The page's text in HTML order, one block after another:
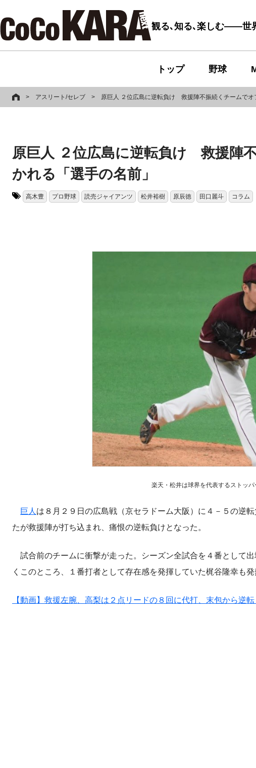
観る､知る､楽しむ――世
トップ 野球
> アスリート/セレブ > 原巨人 ２位広島に逆転負け 救援陣不振続くチームでオ
原巨人 ２位広島に逆転負け 救援陣
かれる「選手の名前」
高木豊 プロ野球 読売ジャイアンツ 松井裕樹 原辰徳 田口麗斗 コラム
楽天・松井は球界を代表するストッ
巨人 は８月２９日の広島戦（京セラドーム大阪）に４－５の逆転
たが救援陣が打ち込まれ、痛恨の逆転負けとなった。
試合前のチームに衝撃が走った。シーズン全試合を４番として
くこのところ、１番打者として存在感を発揮していた梶谷隆幸も
【動画】救援左腕、高梨は２点リードの８回に代打、末包から逆